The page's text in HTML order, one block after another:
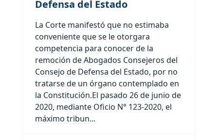
Defensa del Estado
La Corte manifestó que no estimaba
conveniente que se le otorgara
competencia para conocer de la
remoción de Abogados Consejeros del
Consejo de Defensa del Estado, por no
tratarse de un órgano contemplado en
la Constitución.El pasado 26 de junio de
2020, mediante Oficio N° 123-2020, el
máximo tribun...